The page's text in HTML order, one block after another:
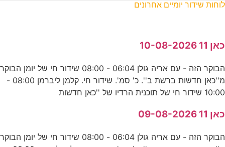
לוחות שידור יומיים אחרונים
כאן 11 10-08-2026
הבוקר הזה - עם אריה גולן 06:04 - 08:00 שידור חי של יומן הבוקר
מ''כאן חדשות ברשת ב''. כ' סמ'. שידור חי. קלמן ליברמן 08:00 -
10:00 שידור חי של תוכנית הרדיו של ''כאן חדשות
כאן 11 09-08-2026
הבוקר הזה - עם אריה גולן 06:04 - 08:00 שידור חי של יומן הבוקר